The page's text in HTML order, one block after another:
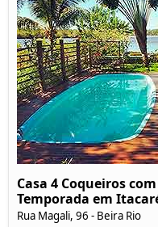
Casa 4 Coqueiros
Temporada em
Rua Magali, 96 - Beira Rio